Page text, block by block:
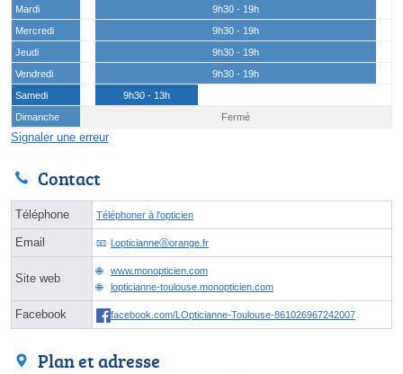
Mardi
9h30 - 19h
Mercredi
9h30 - 19h
Jeudi
9h30 - 19h
Vendredi
9h30 - 19h
Samedi
9h30 - 13h
Dimanche
Fermé
Signaler une erreur
Contact
Téléphone Téléphoner à l'opticien
Email l.opticianneⓐorange.fr
Site web
www.monopticien.com
lopticianne-toulouse.monopticien.com
Facebook facebook.com/LOpticianne-Toulouse-861026967242007
Plan et adresse